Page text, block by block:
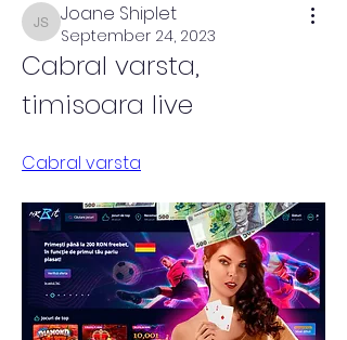
Joane Shiplet
Joane Shiplet
September 24, 2023
Cabral varsta,
timisoara live
Cabral varsta